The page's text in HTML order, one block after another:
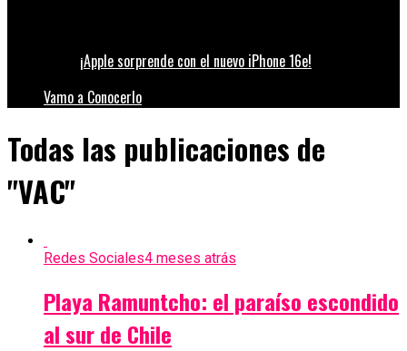
¡Apple sorprende con el nuevo iPhone 16e!
Vamo a Conocerlo
Todas las publicaciones de
"VAC"
Redes Sociales4 meses atrás
Playa Ramuntcho: el paraíso escondido
al sur de Chile